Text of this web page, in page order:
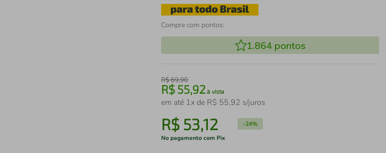
Compre com pontos:
1.864pontos
R$69,90
R$55,92 à vista
em até 1x de R$ 55,92 s/juros
R$ 53,12 -24%
No pagamento com Pix